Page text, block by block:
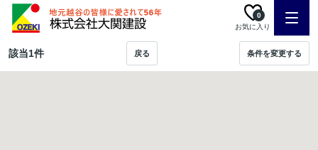
お気に入り
0
該当1件 戻る 条件を変更する